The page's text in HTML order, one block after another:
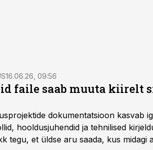
16.06.26, 09:56
faile saab muuta kiirelt
dokumentatsioon kasvab
hooldusjuhendid ja tehnilised
tegu, et üldse aru saada, kus midagi